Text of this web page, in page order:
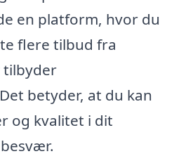
en platform, hvor du
flere tilbud fra
tilbyder
betyder, at du kan
og kvalitet i dit